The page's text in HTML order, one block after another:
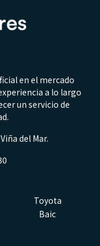
en el mercado
a lo largo
un servicio de
del Mar.
Toyota
Baic